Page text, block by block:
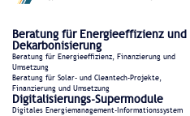
Beratung für Energieeffizienz und
Dekarbonisierung
Beratung für Energieeffizienz, Finanzierung und
Umsetzung
Beratung für Solar- und Cleantech-Projekte,
Finanzierung und Umsetzung
Digitalisierungs-Supermodule
Digitales Energiemanagement-Informationssystem